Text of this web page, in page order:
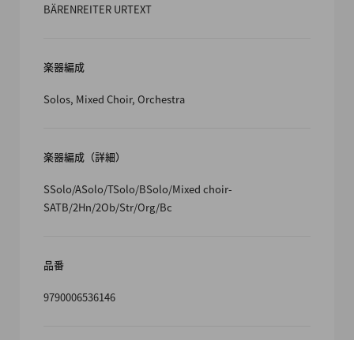
BÄRENREITER URTEXT
楽器編成
Solos, Mixed Choir, Orchestra
楽器編成（詳細）
SSolo/ASolo/TSolo/BSolo/Mixed choir-
SATB/2Hn/2Ob/Str/Org/Bc
品番
9790006536146